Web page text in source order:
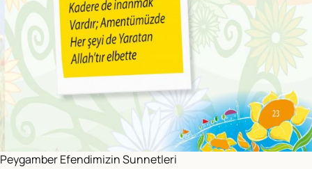
Peygamber Efendimizin Sunnetleri